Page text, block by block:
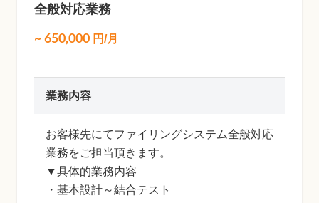
全般対応業務
~ 650,000 円/月
業務内容
お客様先にてファイリングシステム全般対応
業務をご担当頂きます。
▼具体的業務内容
・基本設計～結合テスト